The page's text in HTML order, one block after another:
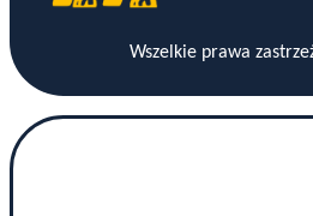
Wszelkie prawa